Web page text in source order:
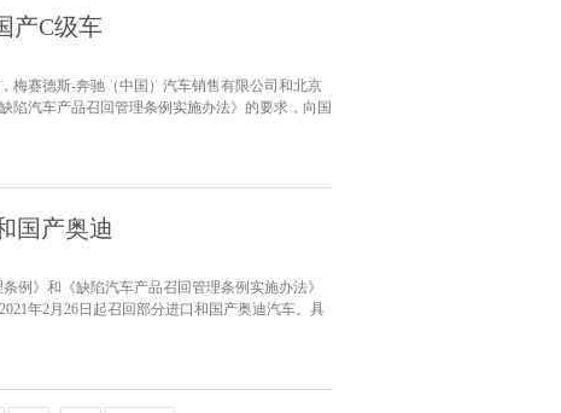
产C级车
梅赛德斯-奔驰（中国）汽车销售有限公司和北京
陷汽车产品召回管理条例实施办法》的要求，向国
部分进口和国产C级（205平...
国产奥迪
例》和《缺陷汽车产品召回管理条例实施办法》
年2月26日起召回部分进口和国产奥迪汽车。具